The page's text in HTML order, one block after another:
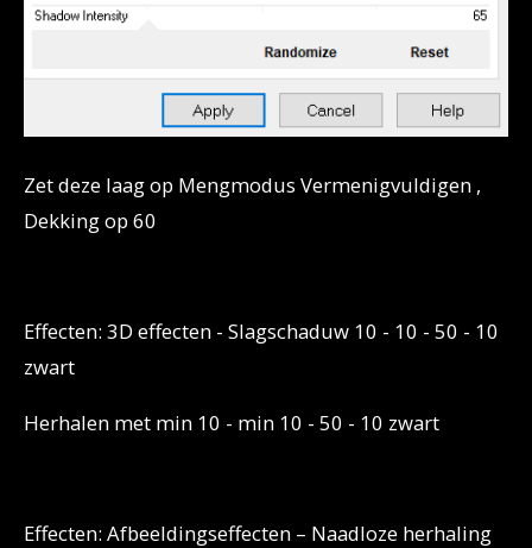
Zet deze laag op Mengmodus Vermenigvuldigen ,
Dekking op 60
Effecten: 3D effecten - Slagschaduw 10 - 10 - 50 - 10
zwart
Herhalen met min 10 - min 10 - 50 - 10 zwart
Effecten: Afbeeldingseffecten – Naadloze herhaling